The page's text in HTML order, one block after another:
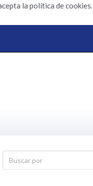
la política de cookies.